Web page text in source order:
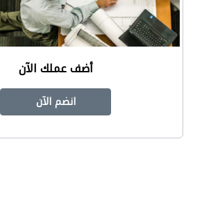
أضف عملك الآن
انضم الآن